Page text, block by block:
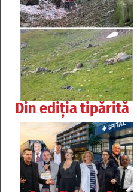
Din ediția tipărită